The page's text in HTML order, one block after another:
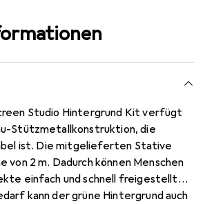
Studio Hintergrund Kit verfügt
Stützmetallkonstruktion, die
ist. Die mitgelieferten Stative
von 2 m. Dadurch können Menschen
einfach und schnell freigestellt
kann der grüne Hintergrund auch